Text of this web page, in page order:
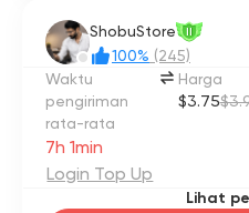
layanan Google
manager dan penggunaan
ShobuStore II
100% (245)
Waktu
pengiriman
rata-rata
7h 1min
Login Top Up
Harga
$3.75
Lihat